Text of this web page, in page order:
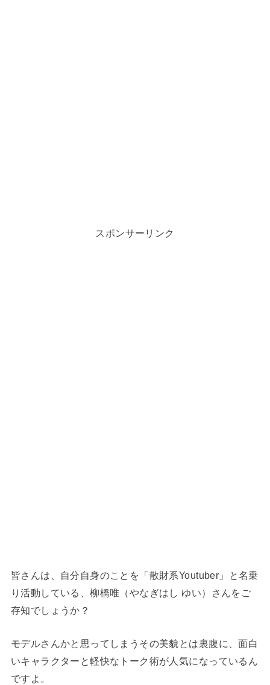
スポンサーリンク
皆さんは、自分自身のことを「散財系Youtuber」と名乗
り活動している、柳橋唯（やなぎはし ゆい）さんをご
存知でしょうか？
モデルさんかと思ってしまうその美貌とは裏腹に、面白
いキャラクターと軽快なトーク術が人気になっているん
ですよ。